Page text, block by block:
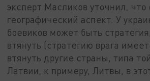
эксперт Масликов уточнил, что
географический аспект. У
боевиков может быть
втянуть (стратегию врага
втянуть другие страны, типа
Латвии, к примеру, Литвы, в